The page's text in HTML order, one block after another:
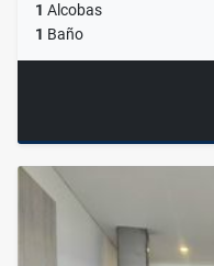
1 Alcobas
1 Baño